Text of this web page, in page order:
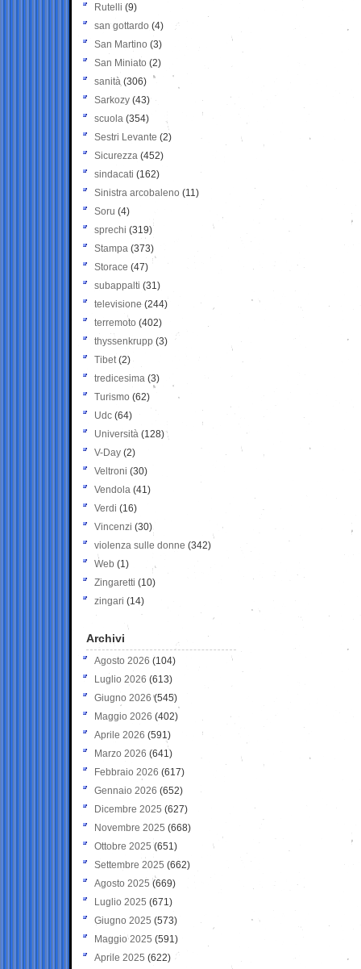
Rutelli (9)
san gottardo (4)
San Martino (3)
San Miniato (2)
sanità (306)
Sarkozy (43)
scuola (354)
Sestri Levante (2)
Sicurezza (452)
sindacati (162)
Sinistra arcobaleno (11)
Soru (4)
sprechi (319)
Stampa (373)
Storace (47)
subappalti (31)
televisione(244)
terremoto (402)
thyssenkrupp (3)
Tibet(2)
tredicesima (3)
Turismo (62)
Udc (64)
Università (128)
V-Day (2)
Veltroni (30)
Vendola (41)
Verdi (16)
Vincenzi (30)
violenza sulle donne (342)
Web (1)
Zingaretti (10)
zingari (14)
Archivi
Agosto 2026 (104)
Luglio 2026 (613)
Giugno 2026 (545)
Maggio 2026 (402)
Aprile 2026 (591)
Marzo 2026 (641)
Febbraio 2026 (617)
Gennaio 2026 (652)
Dicembre 2025 (627)
Novembre 2025 (668)
Ottobre 2025 (651)
Settembre 2025 (662)
Agosto 2025 (669)
Luglio 2025 (671)
Giugno 2025 (573)
Maggio 2025 (591)
Aprile 2025 (622)